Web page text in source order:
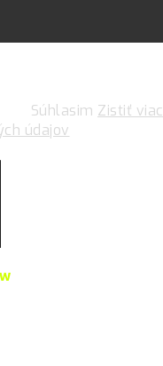
Súhlasim Zistiť viac
údajov